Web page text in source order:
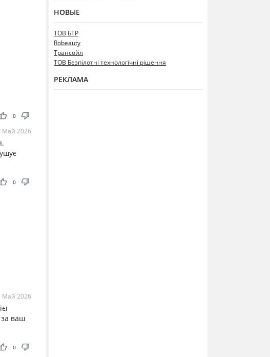
thumb_down
0
Май 2026
thumb_down
0
Май 2026
за ваш
thumb_down
0
НОВЫЕ
ТОВ БТР
Robeauty
Трансойл
ТОВ Безпілотні технологічні рішення
РЕКЛАМА